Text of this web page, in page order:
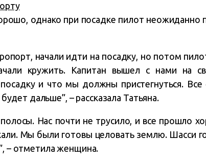
однако при посадке пилот неожиданно
начали идти на посадку, но потом
кружить. Капитан вышел с нами на
и что мы должны пристегнуться. Все
дальше”, – рассказала Татьяна.
Нас почти не трусило, и все прошло
Мы были готовы целовать землю. Шасси
– отметила женщина.